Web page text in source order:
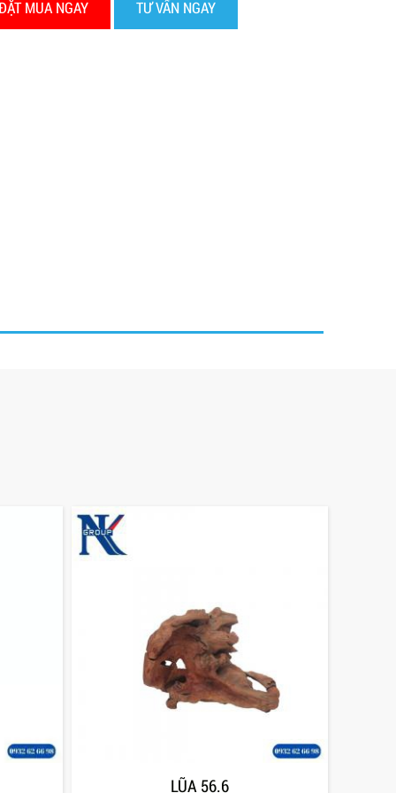
MUA NGAY TƯ VẤN NGAY
LŨA 56.6